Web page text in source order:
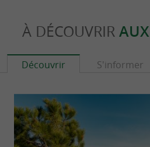
À DÉCOUVRIR
Découvrir S'informer